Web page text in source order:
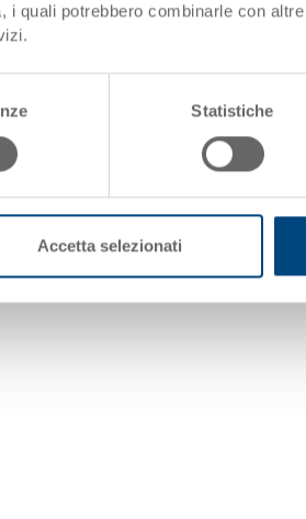
quali potrebbero combinarle con
Statistiche
Accetta selezionati